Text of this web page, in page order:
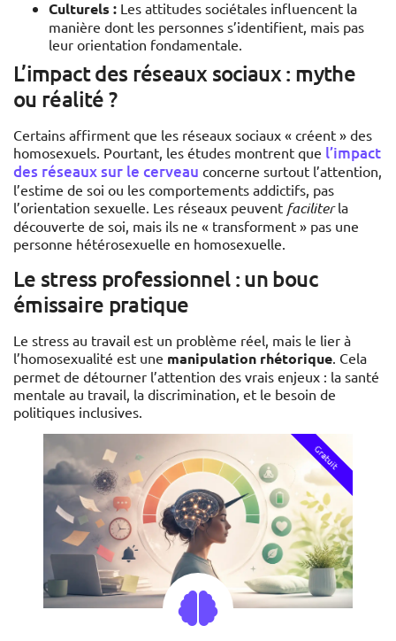
Culturels : Les attitudes sociétales influencent la
manière dont les personnes s’identifient, mais pas
leur orientation fondamentale.
L’impact des réseaux sociaux : mythe
ou réalité ?
Certains affirment que les réseaux sociaux « créent » des
homosexuels. Pourtant, les études montrent que l’impact
des réseaux sur le cerveau concerne surtout l’attention,
l’estime de soi ou les comportements addictifs, pas
l’orientation sexuelle. Les réseaux peuvent faciliterla
découverte de soi, mais ils ne « transforment » pas une
personne hétérosexuelle en homosexuelle.
Le stress professionnel : un bouc
émissaire pratique
Le stress au travail est un problème réel, mais le lier à
l’homosexualité est une manipulation rhétorique. Cela
permet de détourner l’attention des vrais enjeux : la santé
mentale au travail, la discrimination, et le besoin de
politiques inclusives.
Gratuit